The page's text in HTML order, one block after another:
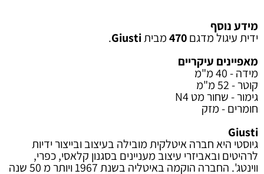
מידע נוסף
ידית עיגול מדגם מביתGiusti
.
מאפיינים עיקריים
מידה - 40 מ"מ
קוטר - 52 מ"מ
גימור - שחור מט N4
חומרים - מזק
Giusti
גיוסטי היא חברה איטלקית מובילה בעיצוב ובייצור ידיות
לרהיטים ובאביזרי עיצוב מעניינים בסגנון קלאסי, כפרי,
ווינטג'. החברה הוקמה באיטליה בשנת 1967 ויותר מ 50 שנה